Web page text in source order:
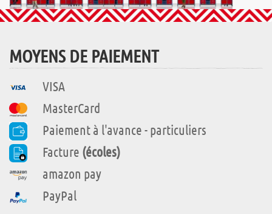
MOYENS DE PAIEMENT
VISA
MasterCard
Paiement à l'avance - particuliers
Facture (écoles)
amazon pay
PayPal